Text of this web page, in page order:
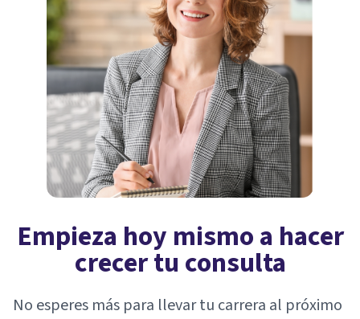
Empieza hoy mismo a hacer
crecer tu consulta
No esperes más para llevar tu carrera al próximo